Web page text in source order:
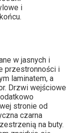
i
w jasnych i
przestronności i
laminatem, a
Drzwi wejściowe
stronie od
czarna
na buty.